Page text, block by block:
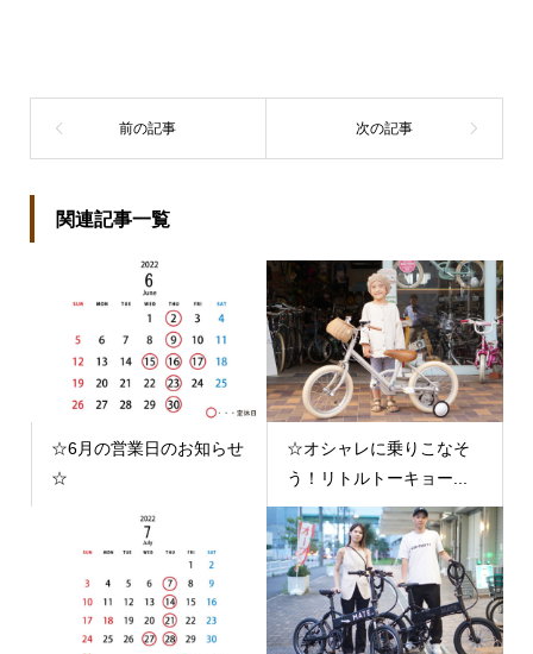
関連記事一覧
☆6月の営業日のお知らせ
☆
☆オシャレに乗りこなそ
う！リトルトーキョー...